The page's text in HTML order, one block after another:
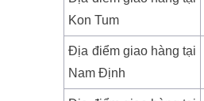
Kon Tum
Địa điểm giao hàng tại
Nam Định